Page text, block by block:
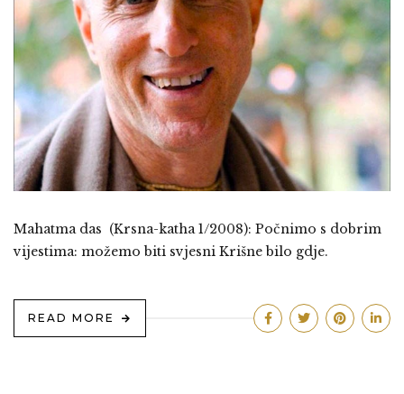
Mahatma das (Krsna-katha 1/2008): Počnimo s dobrim
vijestima: možemo biti svjesni Krišne bilo gdje.
READ MORE